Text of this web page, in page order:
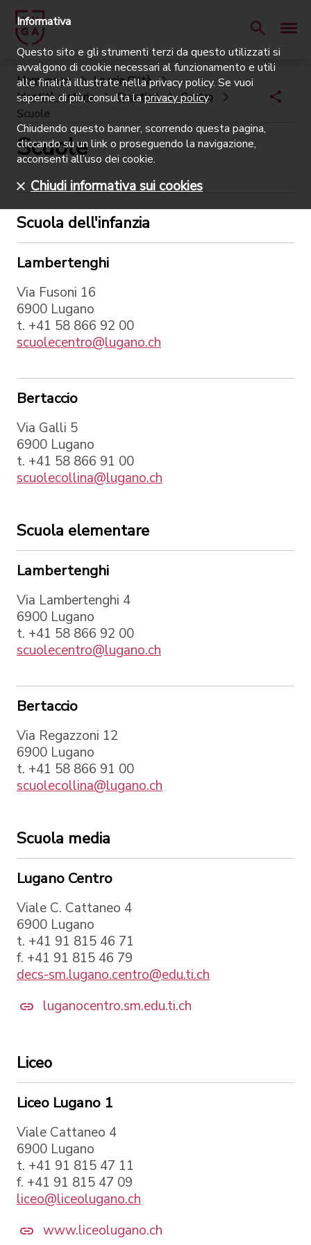
Homepage
La mia Città
Identità e storia
Quartieri
Centro
Scuole
Scuole
Scuola dell'infanzia
Lambertenghi
Via Fusoni 16
6900 Lugano
t. +41 58 866 92 00
scuolecentro@lugano.ch
Bertaccio
Via Galli 5
6900 Lugano
t. +41 58 866 91 00
scuolecollina@lugano.ch
Scuola elementare
Lambertenghi
Via Lambertenghi 4
6900 Lugano
t. +41 58 866 92 00
scuolecentro@lugano.ch
Bertaccio
Via Regazzoni 12
6900 Lugano
t. +41 58 866 91 00
scuolecollina@lugano.ch
Scuola media
Lugano Centro
Viale C. Cattaneo 4
6900 Lugano
t. +41 91 815 46 71
f. +41 91 815 46 79
decs-sm.lugano.centro@edu.ti.ch
luganocentro.sm.edu.ti.ch
Liceo
Liceo Lugano 1
Viale Cattaneo 4
6900 Lugano
t. +41 91 815 47 11
f. +41 91 815 47 09
liceo@liceolugano.ch
www.liceolugano.ch
Informativa
Questo sito e gli strumenti terzi da questo utilizzati si
avvalgono di cookie necessari al funzionamento e utili
alle finalità illustrate nella privacy policy. Se vuoi
saperne di più, consulta laprivacy policy.
Chiudendo questo banner, scorrendo questa pagina,
cliccando su un link o proseguendo la navigazione,
acconsenti all’uso dei cookie.
Chiudi informativa sui cookies